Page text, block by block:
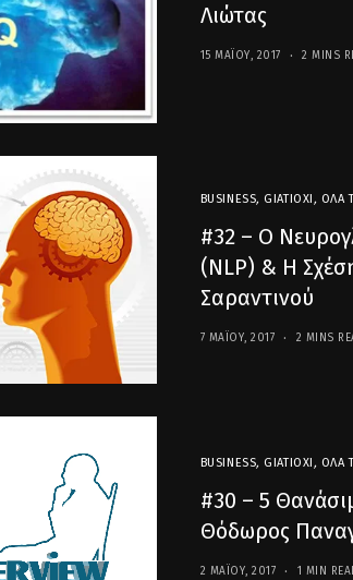
Λιώτας
15 ΜΑΪ́ΟΥ, 2017 2 MINS
BUSINESS, GIATIOXI, ΌΛΑ
#32 – Ο
(NLP) & Η
Σαραντινού
7 ΜΑΪ́ΟΥ, 2017 2 MINS
BUSINESS, GIATIOXI , ΌΛΑ
#30 – 5
Θόδωρος
2 ΜΑΪ́ΟΥ, 2017 1 MIN